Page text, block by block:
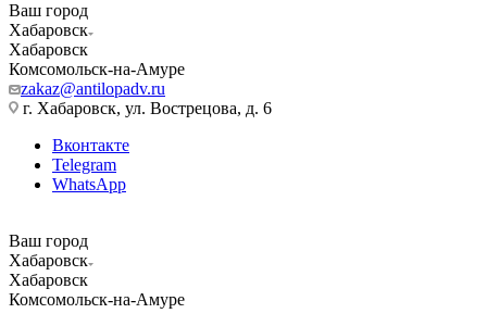
Ваш город
Хабаровск
Хабаровск
Комсомольск-на-Амуре
zakaz@antilopadv.ru
г. Хабаровск, ул. Вострецова, д. 6
Вконтакте
Telegram
WhatsApp
Ваш город
Хабаровск
Хабаровск
Комсомольск-на-Амуре